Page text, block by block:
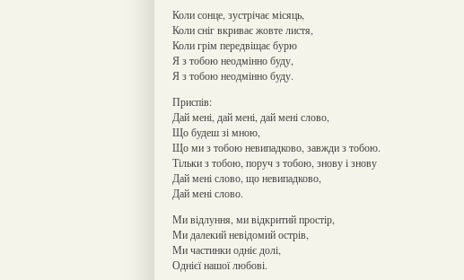
Коли сонце, зустрічає місяць,
Коли сніг вкриває жовте листя,
Коли грім передвіщає бурю
Я з тобою неодмінно буду,
Я з тобою неодмінно буду.
Приспів:
Дай мені, дай мені, дай мені слово,
Що будеш зі мною,
Що ми з тобою невипадково, завжди з тобою.
Тільки з тобою, поруч з тобою, знову і знову
Дай мені слово, що невипадково,
Дай мені слово.
Ми відлуння, ми відкритий простір,
Ми далекий невідомий острів,
Ми частинки одніє долі,
Однієї нашої любові.